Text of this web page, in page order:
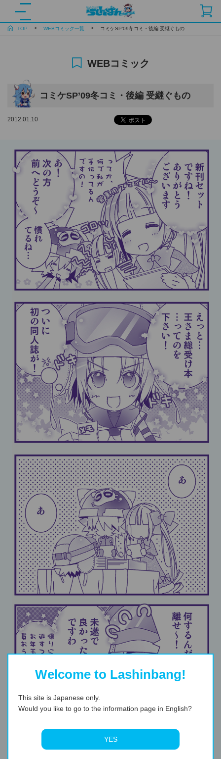
TOP WEBコミック一覧 コミケSP’09冬コミ・後編 受継ぐもの
WEBコミック
コミケSP’09冬コミ・後編 受継ぐもの
2012.01.10
Welcome to Lashinbang!
This site is Japanese only.
Would you like to go to the information page in English?
YES